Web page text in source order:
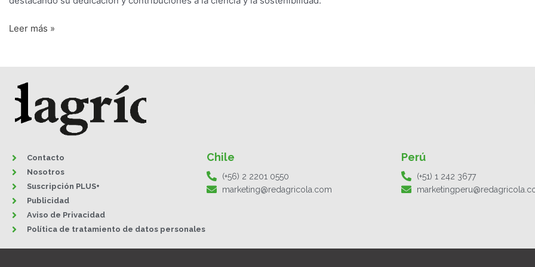
Leer más »
Contacto
Nosotros
Suscripción PLUS+
Publicidad
Aviso de Privacidad
Política de tratamiento de datos personales
Chile
(+56) 2 2201 0550
marketing@redagricola.com
Perú
(+51) 1 242 3677